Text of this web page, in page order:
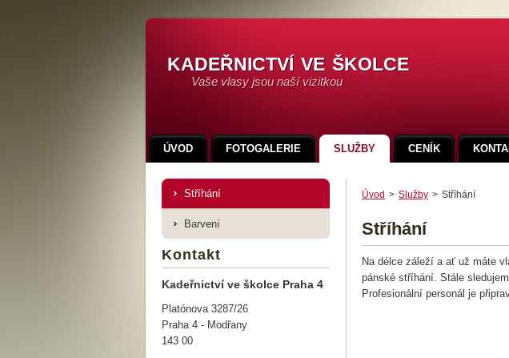
kadeřnictví ve školce
Vaše vlasy jsou naší vizitkou
Úvod > Služby > Stříhání
Stříhání
Na délce záleží a ať už máte
pánské stříhání. Stále
Profesionální personál je
Stříhání
Barvení
Kontakt
Kadeřnictví ve školce Praha 4
Platónova 3287/26
Praha 4 - Modřany
143 00
ÚVOD FOTOGALERIE SLUŽBY CENÍK